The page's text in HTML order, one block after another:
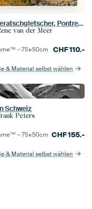
Morteratschgletscher, Pontresina, Graubünden, Engadin, Schweiz,
van der Meer
–75×50cm CHF110.-
& Material selbst wählen
Schweiz
Peters
–75×50cm CHF155.-
& Material selbst wählen